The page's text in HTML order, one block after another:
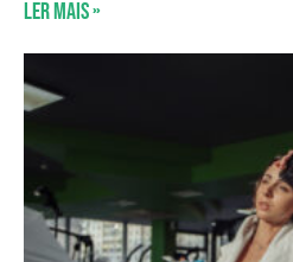
Ler mais »